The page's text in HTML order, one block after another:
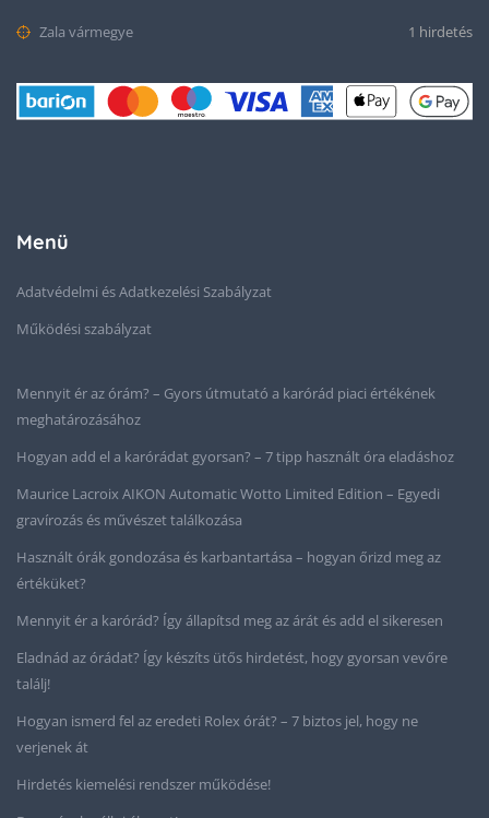
Zala vármegye 1 hirdetés
Menü
Adatvédelmi és Adatkezelési Szabályzat
Működési szabályzat
Mennyit ér az órám? – Gyors útmutató a karórád piaci értékének
meghatározásához
Hogyan add el a karórádat gyorsan? – 7 tipp használt óra eladáshoz
Maurice Lacroix AIKON Automatic Wotto Limited Edition – Egyedi
gravírozás és művészet találkozása
Használt órák gondozása és karbantartása – hogyan őrizd meg az
értéküket?
Mennyit ér a karórád? Így állapítsd meg az árát és add el sikeresen
Eladnád az órádat? Így készíts ütős hirdetést, hogy gyorsan vevőre
találj!
Hogyan ismerd fel az eredeti Rolex órát? – 7 biztos jel, hogy ne
verjenek át
Hirdetés kiemelési rendszer működése!